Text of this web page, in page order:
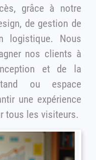
grâce à notre
logistique. Nous
nos clients à
ou espace
une expérience
mémorable pour tous les visiteurs.